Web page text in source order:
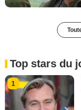
Top stars du
1